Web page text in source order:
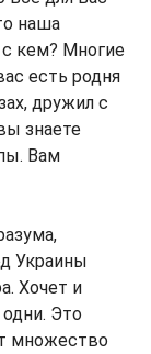
наша
кем? Многие
есть родня
дружил с
знаете
Вам
Украины
Хочет и
Это
множество